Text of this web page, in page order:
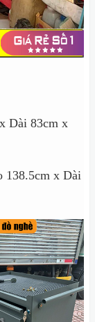
Dài 83cm x
138.5cm x Dài